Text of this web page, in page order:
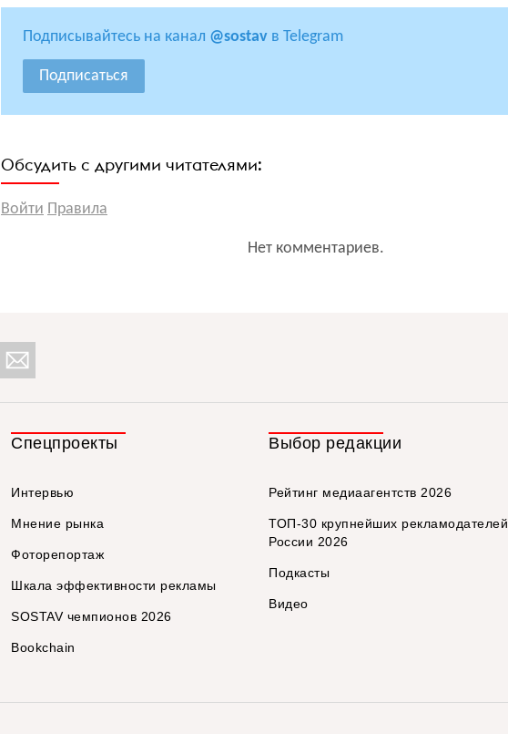
Подписывайтесь на канал @sostav в Telegram
Подписаться
Обсудить с другими читателями:
Войти Правила
Нет комментариев.
Спецпроекты
Интервью
Мнение рынка
Фоторепортаж
Шкала эффективности рекламы
SOSTAV чемпионов 2026
Bookchain
Выбор редакции
Рейтинг медиаагентств 2026
ТОП-30 крупнейших рекламодателей
России 2026
Подкасты
Видео